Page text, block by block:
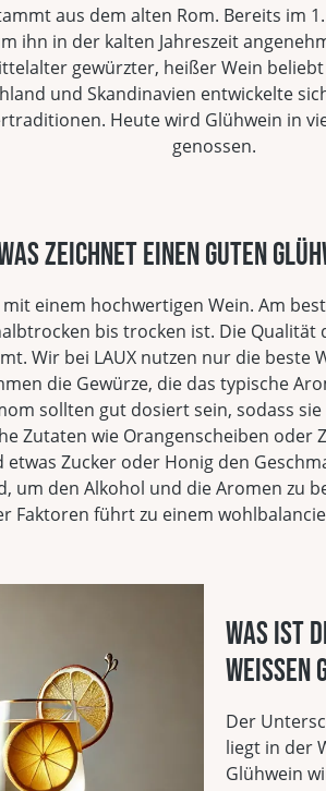
aus dem alten Rom. Bereits im
ihn in der kalten Jahreszeit
gewürzter, heißer Wein
und Skandinavien entwickelte
Heute wird Glühwein in
genossen.
zeichnet einen guten
einem hochwertigen Wein. Am
bis trocken ist. Die Qualität
Wir bei LAUX nutzen nur die
die Gewürze, die das typische
sollten gut dosiert sein, sodass
Zutaten wie Orangenscheiben
etwas Zucker oder Honig den
um den Alkohol und die Aromen zu
Faktoren führt zu einem
Was ist
weissen
Der
liegt in der
Glühwein